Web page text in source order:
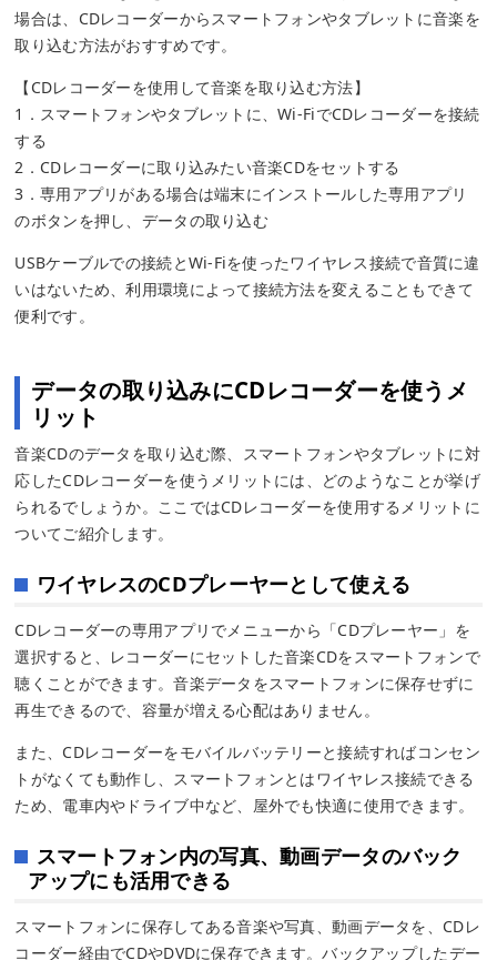
場合は、CDレコーダーからスマートフォンやタブレットに音楽を
取り込む方法がおすすめです。
【CDレコーダーを使用して音楽を取り込む方法】
1．スマートフォンやタブレットに、Wi-FiでCDレコーダーを接続
する
2．CDレコーダーに取り込みたい音楽CDをセットする
3．専用アプリがある場合は端末にインストールした専用アプリ
のボタンを押し、データの取り込む
USBケーブルでの接続とWi-Fiを使ったワイヤレス接続で音質に違
いはないため、利用環境によって接続方法を変えることもできて
便利です。
データの取り込みにCDレコーダーを使うメ
リット
音楽CDのデータを取り込む際、スマートフォンやタブレットに対
応したCDレコーダーを使うメリットには、どのようなことが挙げ
られるでしょうか。ここではCDレコーダーを使用するメリットに
ついてご紹介します。
ワイヤレスのCDプレーヤーとして使える
CDレコーダーの専用アプリでメニューから「CDプレーヤー」を
選択すると、レコーダーにセットした音楽CDをスマートフォンで
聴くことができます。音楽データをスマートフォンに保存せずに
再生できるので、容量が増える心配はありません。
また、CDレコーダーをモバイルバッテリーと接続すればコンセン
トがなくても動作し、スマートフォンとはワイヤレス接続できる
ため、電車内やドライブ中など、屋外でも快適に使用できます。
スマートフォン内の写真、動画データのバック
アップにも活用できる
スマートフォンに保存してある音楽や写真、動画データを、CDレ
コーダー経由でCDやDVDに保存できます。バックアップしたデー